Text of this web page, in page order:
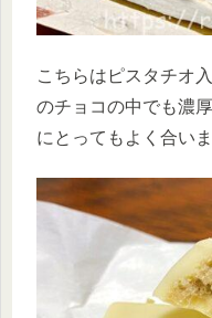
こちらはピスタチオ
のチョコの中でも濃
にとってもよく合いま